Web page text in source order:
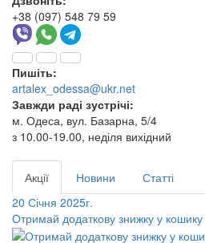
+38 (097) 548 79 59
Пишіть:
artalex_odessa@ukr.net
Завжди раді зустрічі:
м. Одеса, вул. Базарна, 5/4
з 10.00-19.00, неділя вихідний
Акції Новини
Статті
20 Січня 2025г.
Отримай додаткову знижку у